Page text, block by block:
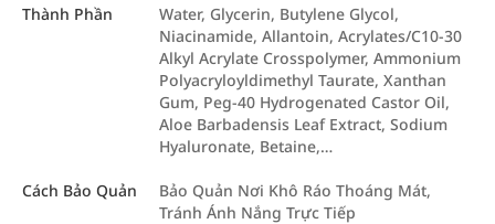
Thành Phần
Water, Glycerin, Butylene Glycol,
Niacinamide, Allantoin, Acrylates/C10-30
Alkyl Acrylate Crosspolymer, Ammonium
Polyacryloyldimethyl Taurate, Xanthan
Gum, Peg-40 Hydrogenated Castor Oil,
Aloe Barbadensis Leaf Extract, Sodium
Hyaluronate, Betaine,…
Cách Bảo Quản
Bảo Quản Nơi Khô Ráo Thoáng Mát,
Tránh Ánh Nắng Trực Tiếp